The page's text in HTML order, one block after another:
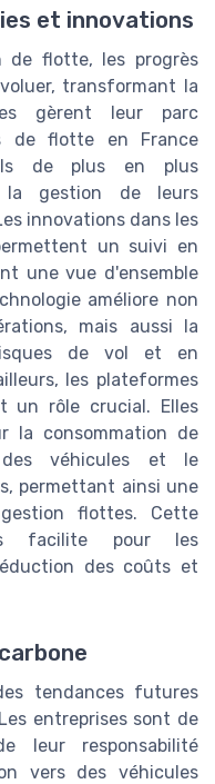
et innovations
de flotte, les progrès
transformant la
gèrent leur parc
de flotte en France
de plus en plus
la gestion de leurs
innovations dans les
un suivi en
une vue d'ensemble
améliore non
mais aussi la
de vol et en
les plateformes
un rôle crucial. Elles
la consommation de
des véhicules et le
permettant ainsi une
flottes. Cette
facilite pour les
des coûts et
tendances futures
entreprises sont de
leur responsabilité
vers des véhicules